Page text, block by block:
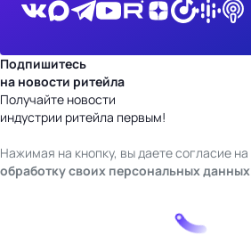
Подпишитесь
на новости ритейла
Получайте новости
индустрии ритейла первым!
Нажимая на кнопку, вы даете согласие на
обработку своих персональных данных